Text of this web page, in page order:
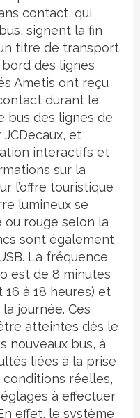
contact, qui
signent la fin
titre de transport
bord des lignes
Ametis ont reçu
durant le
bus des lignes de
et
interactifs et
sur la
l’offre touristique
lumineux se
rouge selon la
sont également
La fréquence
est de 8 minutes
à 18 heures) et
journée. Ces
atteintes dès le
nouveaux bus, à
liées à la prise
réelles,
à effectuer
effet, le système